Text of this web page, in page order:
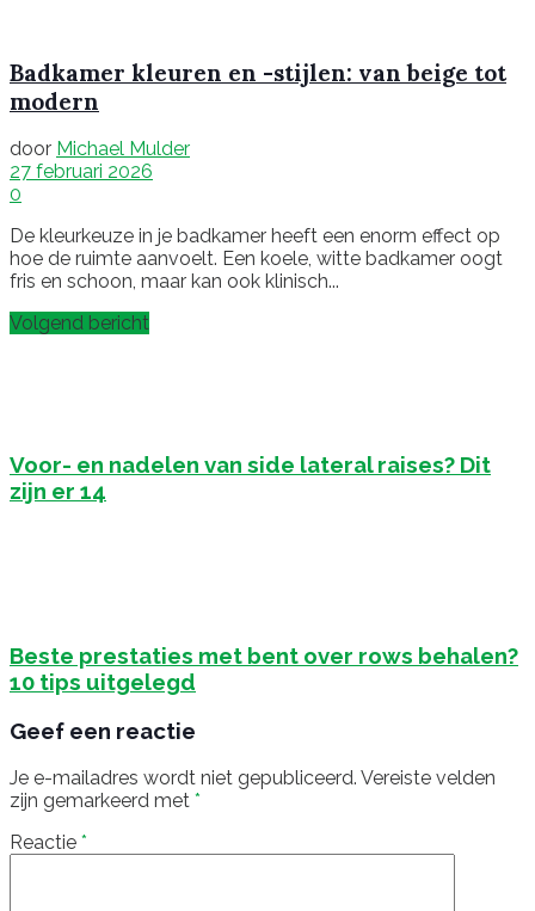
Badkamer kleuren en -stijlen: van beige tot
modern
door Michael Mulder
27 februari 2026
0
De kleurkeuze in je badkamer heeft een enorm effect op
hoe de ruimte aanvoelt. Een koele, witte badkamer oogt
fris en schoon, maar kan ook klinisch...
Volgend bericht
Voor- en nadelen van side lateral raises? Dit
zijn er 14
Beste prestaties met bent over rows behalen?
10 tips uitgelegd
Geef een reactie
Je e-mailadres wordt niet gepubliceerd. Vereiste velden
zijn gemarkeerd met *
Reactie *